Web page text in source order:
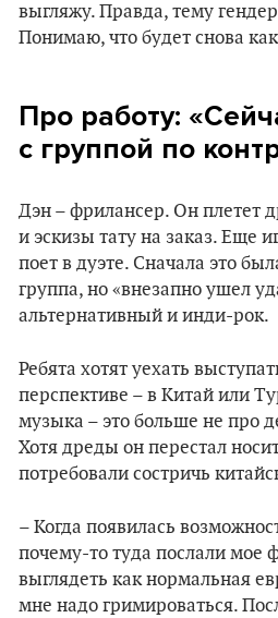
выгляжу. Правда, тему
Понимаю, что будет снова
Про работу:
с группой по
Дэн – фрилансер. Он плетет
и эскизы тату на заказ. Еще
поет в дуэте. Сначала это
группа, но «внезапно ушел
альтернативный и инди-рок.
Ребята хотят уехать
перспективе – в Китай или
музыка – это больше не про
Хотя дреды он перестал
потребовали состричь
– Когда появилась
почему-то туда послали мое
выглядеть как нормальная
мне надо гримироваться.